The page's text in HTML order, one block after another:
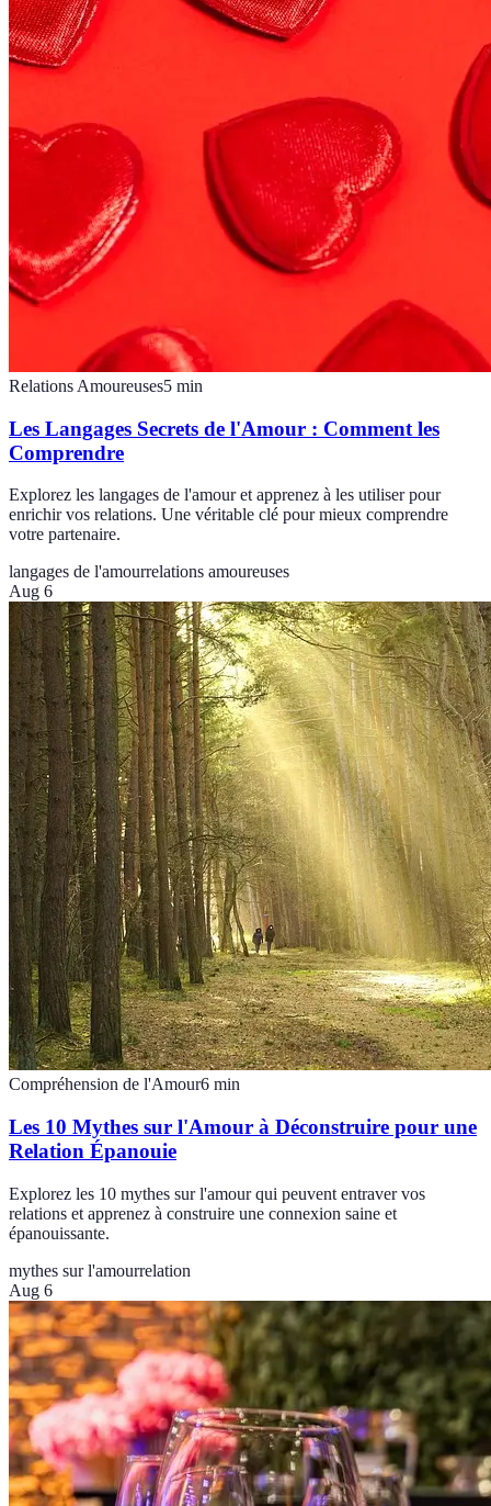
Relations Amoureuses5 min
Les Langages Secrets de l'Amour : Comment les
Comprendre
Explorez les langages de l'amour et apprenez à les utiliser pour
enrichir vos relations. Une véritable clé pour mieux comprendre
votre partenaire.
langages de l'amourrelations amoureuses
Aug 6
Compréhension de l'Amour6 min
Les 10 Mythes sur l'Amour à Déconstruire pour une
Relation Épanouie
Explorez les 10 mythes sur l'amour qui peuvent entraver vos
relations et apprenez à construire une connexion saine et
épanouissante.
mythes sur l'amourrelation
Aug 6